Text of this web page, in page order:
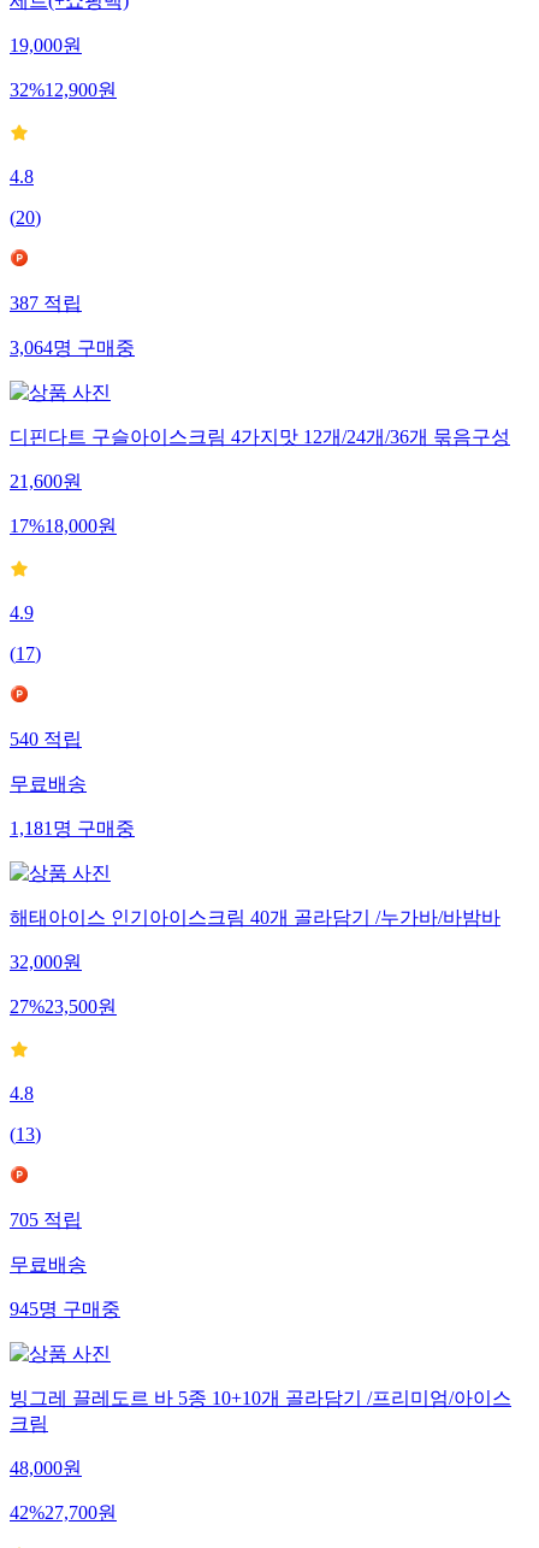
세트(+쇼핑백)
19,000원
32%12,900원
4.8
(20)
387적립
3,064명구매중
디핀다트 구슬아이스크림 4가지맛 12개/24개/36개 묶음구성
21,600원
17%18,000원
4.9
(17)
540적립
무료배송
1,181명구매중
해태아이스 인기아이스크림 40개 골라담기 /누가바/바밤바
32,000원
27%23,500원
4.8
(13)
705적립
무료배송
945명구매중
빙그레 끌레도르 바 5종 10+10개 골라담기 /프리미엄/아이스
크림
48,000원
42%27,700원